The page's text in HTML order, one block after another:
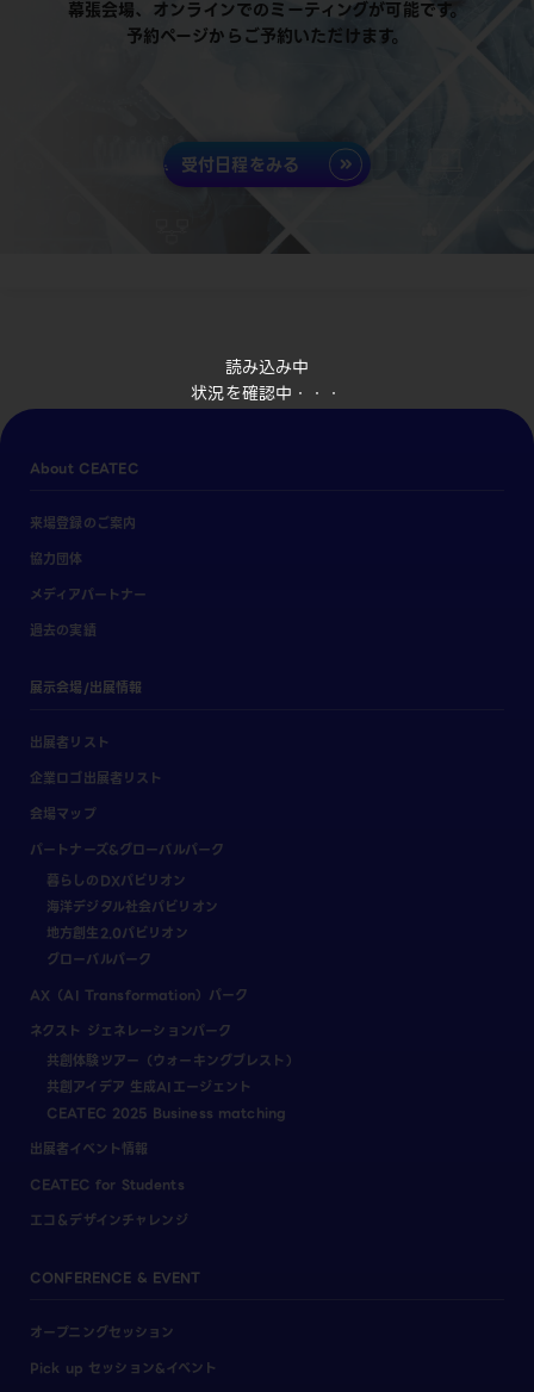
読み込み中
状況を確認中・・・
幕張会場、オンラインでのミーティングが可能です。
予約ページからご予約いただけます。
受付日程をみる
About CEATEC
来場登録のご案内
協力団体
メディアパートナー
過去の実績
展示会場/出展情報
出展者リスト
企業ロゴ出展者リスト
会場マップ
パートナーズ&グローバルパーク
暮らしのDXパビリオン
海洋デジタル社会パビリオン
地方創生2.0パビリオン
グローバルパーク
AX（AI Transformation）パーク
ネクスト ジェネレーションパーク
共創体験ツアー（ウォーキングブレスト）
共創アイデア 生成AIエージェント
CEATEC 2025 Business matching
出展者イベント情報
CEATEC for Students
エコ＆デザインチャレンジ
CONFERENCE & EVENT
オープニングセッション
Pick up セッション&イベント